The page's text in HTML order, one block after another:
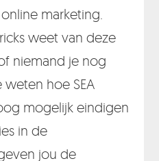
marketing.
weet van deze
niemand je nog
hoe SEA
mogelijk eindigen
in de
jou de